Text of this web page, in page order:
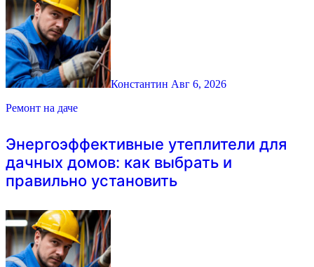
Константин Авг 6, 2026
Ремонт на даче
Энергоэффективные утеплители для
дачных домов: как выбрать и
правильно установить